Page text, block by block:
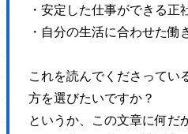
・安定した仕事ができる正
・自分の生活に合わせた働
これを読んでくださってい
方を選びたいですか？
というか、この文章に何だ
<link rel='stylesheet' id='sb-type-
<link rel='stylesheet' id='sb-type-
<link rel='stylesheet' id='sb-type-
<link rel='stylesheet' id='sb-no-br-
<link rel='stylesheet' id='ppress-